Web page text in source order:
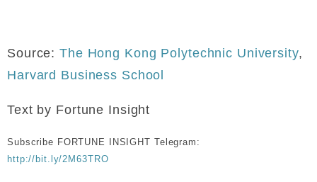
Source:The Hong Kong Polytechnic University,
Harvard Business School
Text by Fortune Insight
Subscribe FORTUNE INSIGHT Telegram:
http://bit.ly/2M63TRO